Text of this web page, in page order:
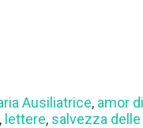
Ausiliatrice, amor
, lettere, salvezza